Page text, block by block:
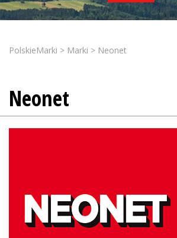
PolskieMarki > Marki > Neonet
Neonet